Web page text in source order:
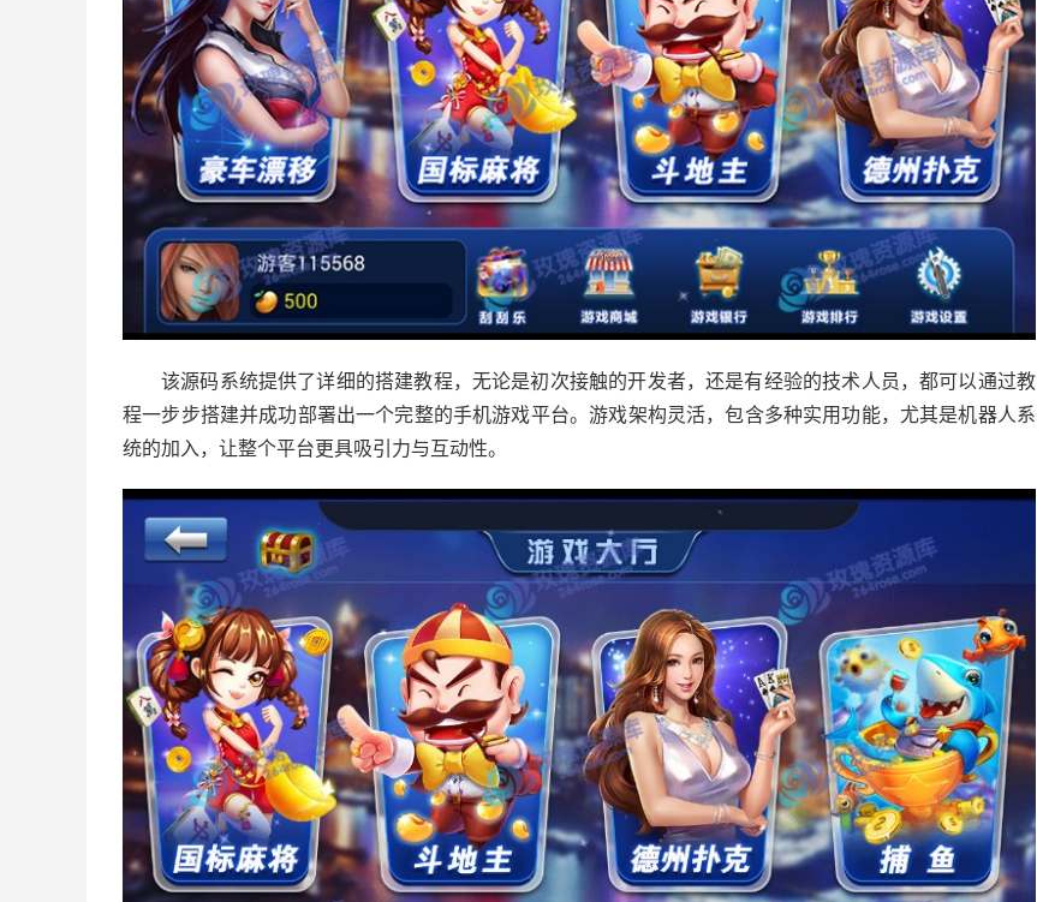
该源码系统提供了详细的搭建教程，无论是初次接触的开发者，还是有经验的技术人员，都可以通过教
程一步步搭建并成功部署出一个完整的手机游戏平台。游戏架构灵活，包含多种实用功能，尤其是机器人系
统的加入，让整个平台更具吸引力与互动性。